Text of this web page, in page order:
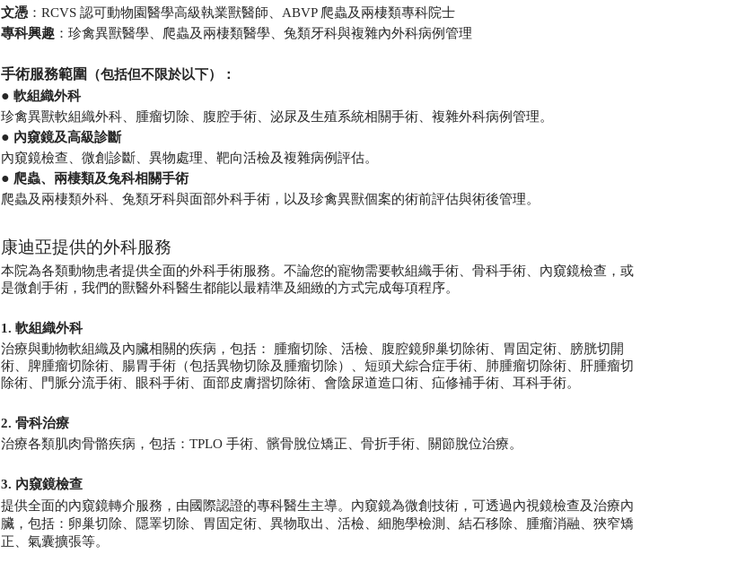
文憑 ：RCVS 認可動物園醫學高級執業獸醫師、ABVP 爬蟲及兩棲類專科院士
專科興趣 ：珍禽異獸醫學、爬蟲及兩棲類醫學、兔類牙科與複雜內外科病例管理
手術服務範圍 （包括但不限於以下） ：
● 軟組織外科
珍禽異獸軟組織外科、腫瘤切除、腹腔手術、泌尿及生殖系統相關手術、複雜外科病例管理。
● 內窺鏡及高級診斷
內窺鏡檢查、微創診斷、異物處理、靶向活檢及複雜病例評估。
● 爬蟲、兩棲類及兔科相關手術
爬蟲及兩棲類外科、兔類牙科與面部外科手術，以及珍禽異獸個案的術前評估與術後管理。
康迪亞提供的外科服務
本院為各類動物患者提供全面的外科手術服務。不論您的寵物需要軟組織手術、骨科手術、內窺鏡檢查，或
是微創手術，我們的獸醫外科醫生都能以最精準及細緻的方式完成每項程序。
1. 軟組織外科
治療與動物軟組織及內臟相關的疾病，包括：
腫瘤切除、活檢、腹腔鏡卵巢切除術、胃固定術、膀胱切開
術 、脾腫瘤切除術 、腸胃手術（包括異物切除及腫瘤切除）、短頭犬綜合症手術、肺腫瘤切除術 、肝腫瘤切
除術 、門脈分流手術、眼科手術、面部皮膚摺切除術 、會陰尿道造口術、疝修補手術 、耳科手術。
2. 骨科治療
治療各類肌肉骨骼疾病，包括：TPLO 手術、髕骨脫位矯正、骨折手術、關節脫位治療。
3. 內窺鏡檢查
提供全面的內窺鏡轉介服務，由國際認證的專科醫生主導。內窺鏡為微創技術，可透過內視鏡檢查及治療內
臟，包括：卵巢切除、隱睪切除、胃固定術、異物取出、活檢、細胞學檢測、結石移除、腫瘤消融、狹窄矯
正、氣囊擴張等。